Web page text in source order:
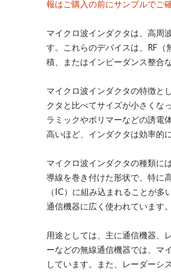
報はご購入の前にサンプルでご
マイクロ波インダクタは、高周
す。これらのデバイスは、RF
積、またはインピーダンス整合
マイクロ波インダクタの特徴と
クタと比べてサイズが小さくな
ラミックやポリマーなどの誘電
高いほど、インダクタは効率的
マイクロ波インダクタの種類に
導線を巻き付けた形状で、特に
（IC）に組み込まれることが
通信機器に広く使われています。
用途としては、主に通信機器、
ーなどの無線通信機器では、マ
しています。また、レーダーシ